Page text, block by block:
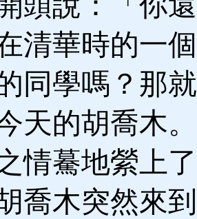
清華時的一
同學嗎？那
天的胡喬木
情驀地縈上
喬木突然來